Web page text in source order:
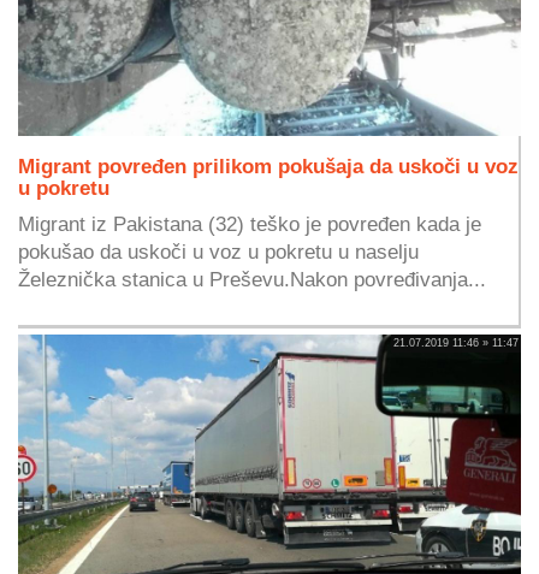
Migrant povređen prilikom pokušaja da uskoči u voz
u pokretu
Migrant iz Pakistana (32) teško je povređen kada je
pokušao da uskoči u voz u pokretu u naselju
Železnička stanica u Preševu.Nakon povređivanja...
21.07.2019 11:46 » 11:47